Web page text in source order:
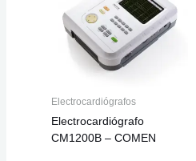
Electrocardiógrafos
Electrocardiógrafo
CM1200B – COMEN